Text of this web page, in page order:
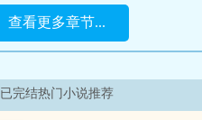
查看更多章节...
已完结热门小说推荐